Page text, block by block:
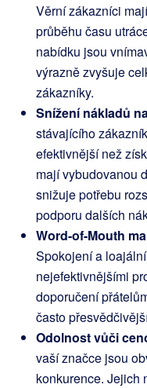
Věrní zákazníci
průběhu času
nabídku jsou
výrazně zvyšuje
zákazníky.
Snížení nákladů
stávajícího
efektivnější než
mají vybudovanou
snižuje potřebu
podporu dalších
Word-of-Mouth
Spokojení a
nejefektivnějšími
doporučení
často
Odolnost vůči
vaší značce jsou
konkurence. Jejich